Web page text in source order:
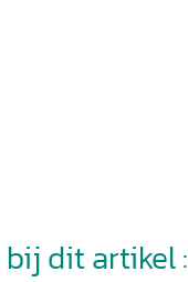
dit artikel :